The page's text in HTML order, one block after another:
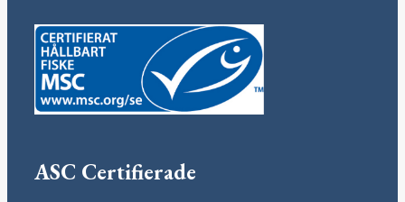
ASC Certifierade